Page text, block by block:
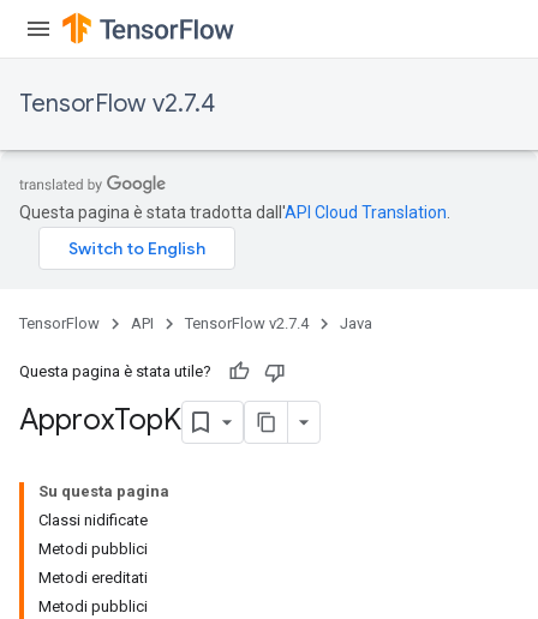
TensorFlow v2.7.4
Questa pagina è stata tradotta dall'API Cloud Translation
TensorFlow API TensorFlow v2.7.4 Java
Questa pagina è stata utile?
ApproxTopK
Su questa pagina
Classi nidificate
Metodi pubblici
Metodi ereditati
Metodi pubblici